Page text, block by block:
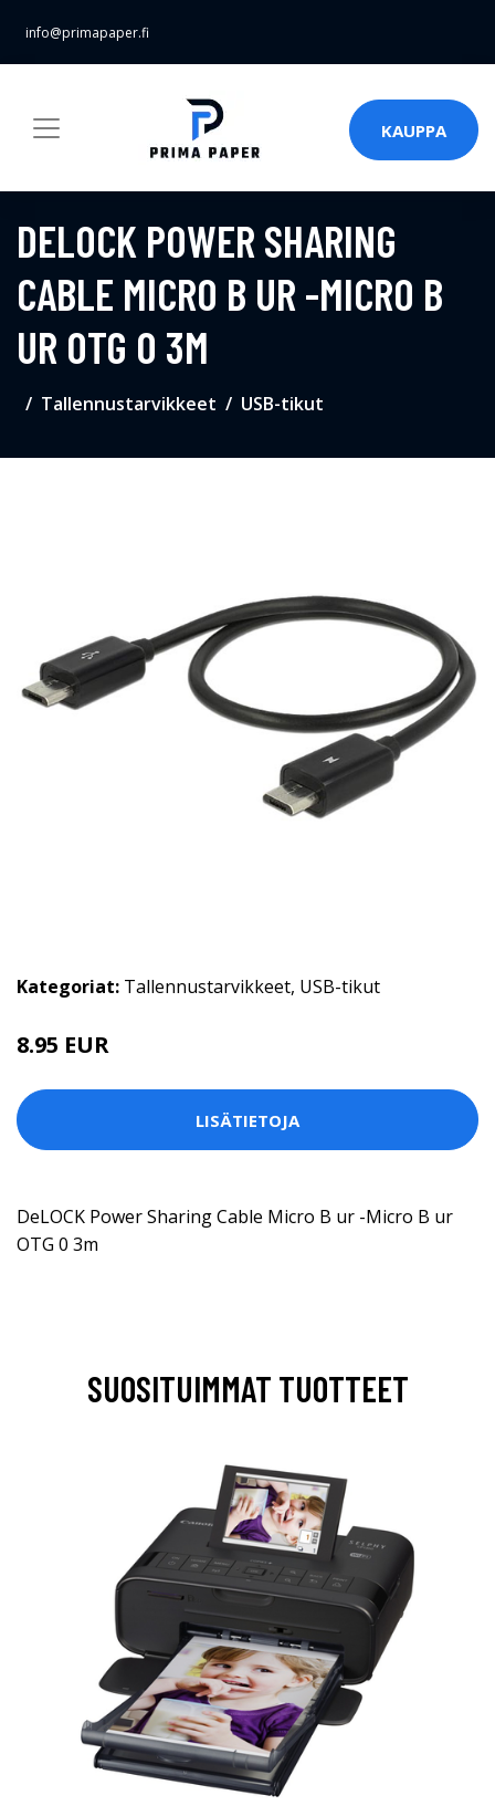
info@primapaper.fi
KAUPPA
DELOCK POWER SHARING
CABLE MICRO B UR -MICRO B
UR OTG 0 3M
Tallennustarvikkeet USB-tikut
Kategoriat: Tallennustarvikkeet, USB-tikut
8.95 EUR
LISÄTIETOJA
DeLOCK Power Sharing Cable Micro B ur -Micro B ur
OTG 0 3m
SUOSITUIMMAT TUOTTEET